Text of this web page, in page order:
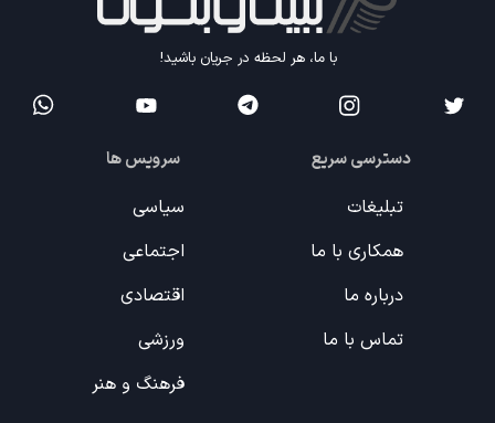
با ما، هر لحظه در جریان باشید!
دسترسی سریع
تبلیغات
همکاری با ما
درباره ما
تماس با ما
سرویس ها
سیاسی
اجتماعی
اقتصادی
ورزشی
فرهنگ و هنر